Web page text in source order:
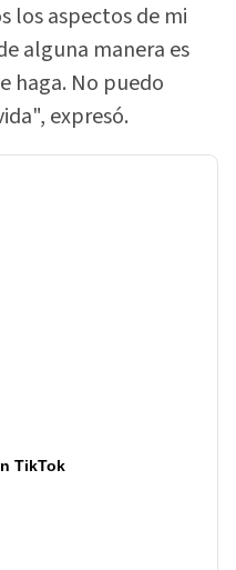
los aspectos de mi
alguna manera es
haga. No puedo
expresó.
TikTok